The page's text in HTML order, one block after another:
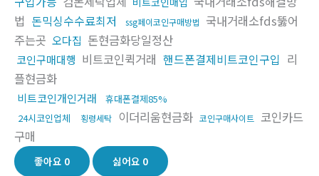
법 돈믹싱수수료최저 ssg페이코인구매방법
국내거래소fds뚫어
주는곳 오다집 돈현금화당일정산
코인구매대행 비트코인퀵거래 핸드폰결제비트코인구입 리
플현금화
비트코인개인거래
휴대폰결제85%
24시코인업체
횡령세탁 이더리움현금화 코인구매사이트 코인카드
구매
좋아요 0 싫어요 0